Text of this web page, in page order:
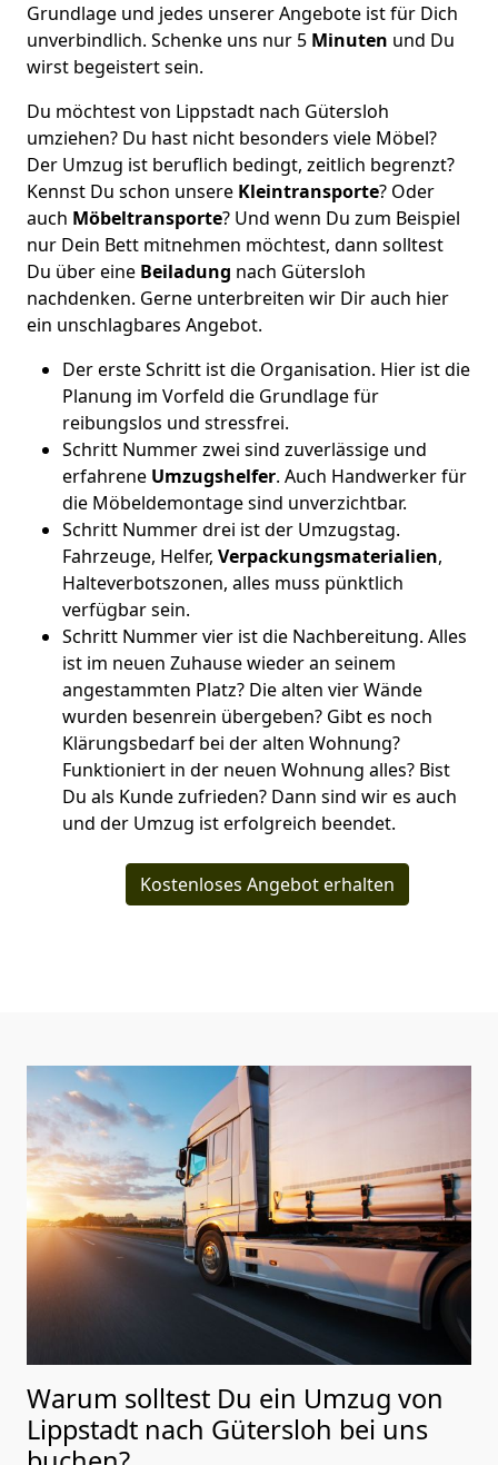
Grundlage und jedes unserer Angebote ist für Dich
unverbindlich. Schenke uns nur 5 Minuten und Du
wirst begeistert sein.
Du möchtest von Lippstadt nach Gütersloh
umziehen? Du hast nicht besonders viele Möbel?
Der Umzug ist beruflich bedingt, zeitlich begrenzt?
Kennst Du schon unsere Kleintransporte? Oder
auch Möbeltransporte? Und wenn Du zum Beispiel
nur Dein Bett mitnehmen möchtest, dann solltest
Du über eine Beiladung nach Gütersloh
nachdenken. Gerne unterbreiten wir Dir auch hier
ein unschlagbares Angebot.
Der erste Schritt ist die Organisation. Hier ist die
Planung im Vorfeld die Grundlage für
reibungslos und stressfrei.
Schritt Nummer zwei sind zuverlässige und
erfahrene Umzugshelfer. Auch Handwerker für
die Möbeldemontage sind unverzichtbar.
Schritt Nummer drei ist der Umzugstag.
Fahrzeuge, Helfer, Verpackungsmaterialien,
Halteverbotszonen, alles muss pünktlich
verfügbar sein.
Schritt Nummer vier ist die Nachbereitung. Alles
ist im neuen Zuhause wieder an seinem
angestammten Platz? Die alten vier Wände
wurden besenrein übergeben? Gibt es noch
Klärungsbedarf bei der alten Wohnung?
Funktioniert in der neuen Wohnung alles? Bist
Du als Kunde zufrieden? Dann sind wir es auch
und der Umzug ist erfolgreich beendet.
Kostenloses Angebot erhalten
Warum solltest Du ein Umzug von
Lippstadt nach Gütersloh bei uns